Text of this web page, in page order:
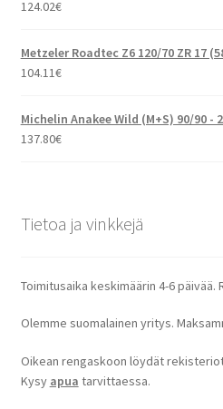
124.02€
Metzeler Roadtec Z6 120/70 ZR 17
104.11€
Michelin Anakee Wild (M+S) 90/90 -
137.80€
Tietoa ja vinkkejä
Toimitusaika keskimäärin 4-6 päivää.
Olemme suomalainen yritys.
Oikean rengaskoon löydät
Kysy apua tarvittaessa.